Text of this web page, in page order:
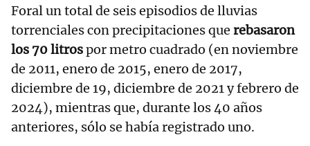
Foral un total de seis episodios de lluvias
torrenciales con precipitaciones que rebasaron
los 70 litrospor metro cuadrado (en noviembre
de 2011, enero de 2015, enero de 2017,
diciembre de 19, diciembre de 2021 y febrero de
2024), mientras que, durante los 40 años
anteriores, sólo se había registrado uno.